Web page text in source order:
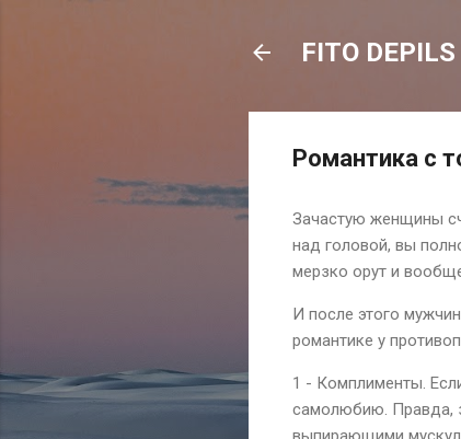
FITO DEPILS
Романтика с
Зачастую женщины
над головой, вы
мерзко орут и
И после этого
романтике у
1 - Комплименты.
самолюбию. Правда,